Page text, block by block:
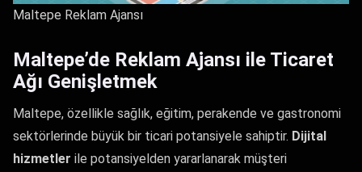
Maltepe Reklam Ajansı
Maltepe’de Reklam Ajansı ile Ticaret
Ağı Genişletmek
Maltepe, özellikle sağlık, eğitim, perakende ve gastronomi
sektörlerinde büyük bir ticari potansiyele sahiptir. Dijital
hizmetler ile potansiyelden yararlanarak müşteri